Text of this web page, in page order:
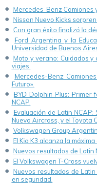
Mercedes-Benz Camiones
Nissan Nuevo Kicks
Con gran éxito finalizó la
Ford Argentina y la
Universidad de Buenos
Moto y verano: Cuidados
viajes.
Mercedes-Benz
Futuro».
BYD Dolphin Plus:
NCAP.
Evaluación de Latin
Nuevo Aircross, y el Toyota
Volkswagen Group
El Kia K3 alcanza la
Nuevos resultados de Latin
El Volkswagen T-Cross
Nuevos resultados de
en seguridad.